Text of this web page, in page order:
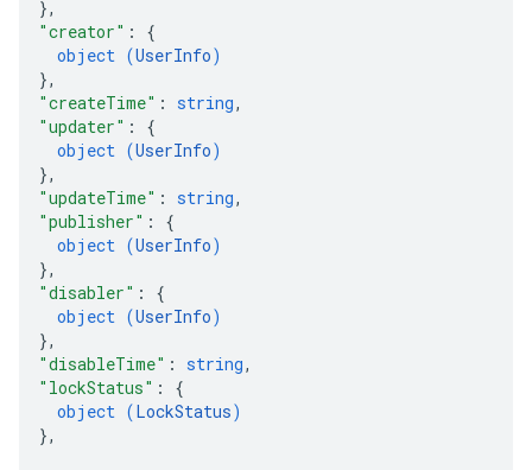
},
"creator" : {
object (UserInfo)
},
"createTime" : string,
"updater" : {
object (UserInfo)
},
"updateTime" : string,
"publisher" : {
object (UserInfo)
},
"disabler" : {
object (UserInfo)
},
"disableTime" : string,
"lockStatus" : {
object (LockStatus)
},